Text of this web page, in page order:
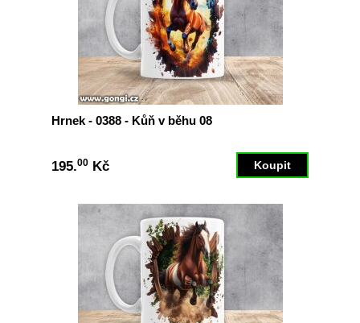
Hrnek - 0388 - Kůň v běhu 08
195.00 Kč